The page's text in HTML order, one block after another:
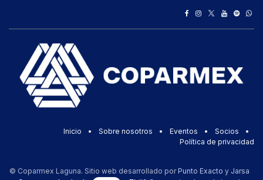
Inicio • Sobre nosotros • Eventos • Socios
•
Política de privacidad
© Coparmex Laguna. Sitio web desarrollado por Punto Exacto y Jarsa